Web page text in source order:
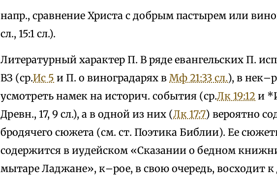
напр., сравнение Христа с добрым пастырем или
сл., 15:1 сл.).
Литературный характер П. В ряде евангельских П.
ВЗ (ср.Ис 5 и П. о виноградарях в Мф 21:33 сл.), в
усмотреть намек на историч. события (ср.Лк 19:12 и
Древн., 17, 9 сл.), а в одной из них (Лк 17:7) вероятно
бродячего сюжета (см. ст. Поэтика Библии). Ее
содержится в иудейском «Сказании о бедном
мытаре Ладжане», к–рое, в свою очередь, восходит к